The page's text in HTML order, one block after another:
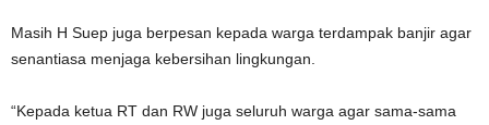
Masih H Suep juga berpesan kepada warga terdampak banjir agar
senantiasa menjaga kebersihan lingkungan.
“Kepada ketua RT dan RW juga seluruh warga agar sama-sama